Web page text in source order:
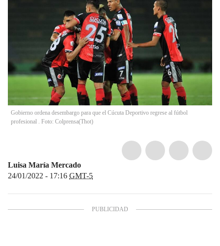
Gobierno ordena desembargo para que el Cúcuta Deportivo regrese al fútbol
profesional . Foto: Colprensa(Thot)
Luisa María Mercado
24/01/2022 - 17:16 GMT-5